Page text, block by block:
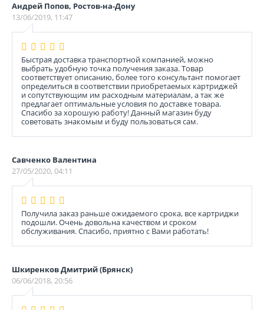
Андрей Попов, Ростов-на-Дону
13/06/2019, 11:47
Быстрая доставка транспортной компанией, можно
выбрать удобную точка получения заказа. Товар
соответствует описанию, более того консультант помогает
определиться в соответствии приобретаемых картриджей
и сопутствующим им расходным материалам, а так же
предлагает оптимальные условия по доставке товара.
Спасибо за хорошую работу! Данный магазин буду
советовать знакомым и буду пользоваться сам.
Савченко Валентина
27/05/2020, 04:11
Получила заказ раньше ожидаемого срока, все картриджи
подошли. Очень довольна качеством и сроком
обслуживания. Спасибо, приятно с Вами работать!
Шкиренков Дмитрий (Брянск)
06/06/2018, 20:56